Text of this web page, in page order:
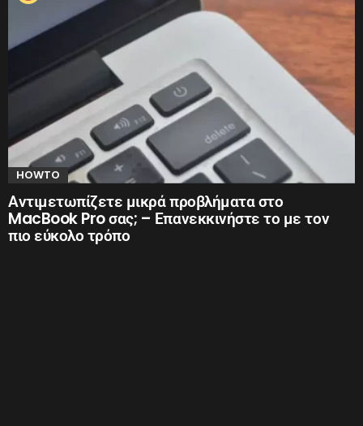
HOWTO
Αντιμετωπίζετε μικρά προβλήματα στο
MacBook Pro σας; – Επανεκκινήστε το με τον
πιο εύκολο τρόπο